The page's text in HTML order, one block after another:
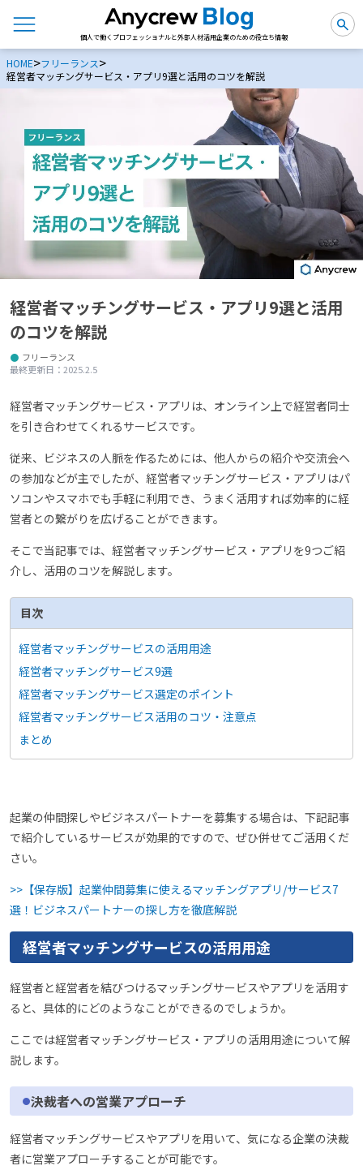
個人で働くプロフェッショナルと外部人材活用企業のための役立ち情報
HOME>フリーランス>
経営者マッチングサービス・アプリ9選と活用のコツを解説
経営者マッチングサービス・アプリ9選と活用
のコツを解説
フリーランス
最終更新日： 2025.2.5
経営者マッチングサービス・アプリは、オンライン上で経営者同士
を引き合わせてくれるサービスです。
従来、ビジネスの人脈を作るためには、他人からの紹介や交流会へ
の参加などが主でしたが、経営者マッチングサービス・アプリはパ
ソコンやスマホでも手軽に利用でき、うまく活用すれば効率的に経
営者との繋がりを広げることができます。
そこで当記事では、経営者マッチングサービス・アプリを9つご紹
介し、活用のコツを解説します。
目次
経営者マッチングサービスの活用用途
経営者マッチングサービス9選
経営者マッチングサービス選定のポイント
経営者マッチングサービス活用のコツ・注意点
まとめ
起業の仲間探しやビジネスパートナーを募集する場合は、下記記事
で紹介しているサービスが効果的ですので、ぜひ併せてご活用くだ
さい。
>>【保存版】起業仲間募集に使えるマッチングアプリ/サービス7
選！ビジネスパートナーの探し方を徹底解説
経営者マッチングサービスの活用用途
経営者と経営者を結びつけるマッチングサービスやアプリを活用す
ると、具体的にどのようなことができるのでしょうか。
ここでは経営者マッチングサービス・アプリの活用用途について解
説します。
決裁者への営業アプローチ
経営者マッチングサービスやアプリを用いて、気になる企業の決裁
者に営業アプローチすることが可能です。